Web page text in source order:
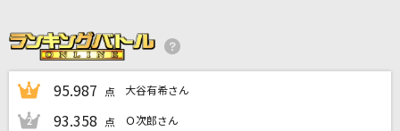
[生音]蕾
コブクロ
LOVE AFFAIR～秘密のデート
サザンオールスターズ
1 95.987 点 大谷有希さん
2 93.358 点 Ｏ次郎さん